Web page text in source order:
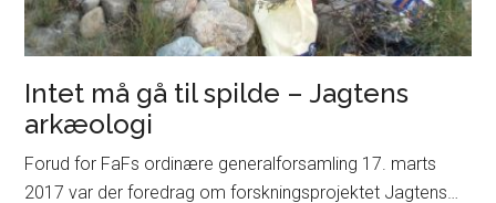
Intet må gå til spilde – Jagtens
arkæologi
Forud for FaFs ordinære generalforsamling 17. marts
2017 var der foredrag om forskningsprojektet Jagtens…